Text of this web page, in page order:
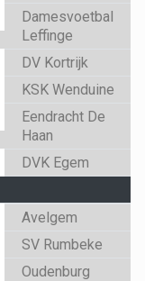
Damesvoetbal
Leffinge
DV Kortrijk
KSK Wenduine
Eendracht De
Haan
DVK Egem
Avelgem
SV Rumbeke
Oudenburg